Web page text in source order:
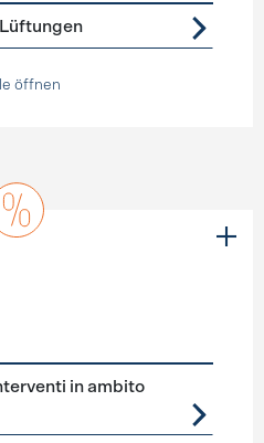
öffnen
in ambito